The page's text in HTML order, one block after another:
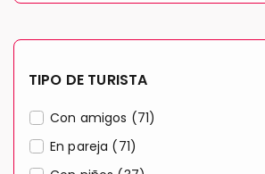
TIPO DE TURISTA
Con amigos (71)
En pareja (71)